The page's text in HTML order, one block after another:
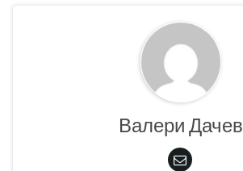
Валери Дачев